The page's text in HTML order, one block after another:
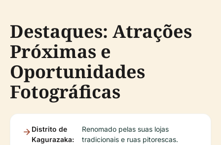
Destaques: Atrações
Próximas e
Oportunidades
Fotográficas
Distrito de
Kagurazaka:
Renomado pelas suas lojas
tradicionais e ruas pitorescas.